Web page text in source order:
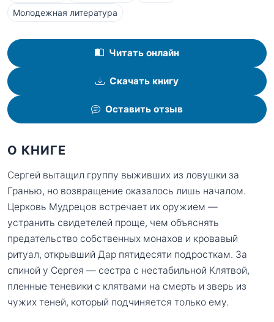
Молодежная литература
Читать онлайн
Скачать книгу
Оставить отзыв
О КНИГЕ
Сергей вытащил группу выживших из ловушки за
Гранью, но возвращение оказалось лишь началом.
Церковь Мудрецов встречает их оружием —
устранить свидетелей проще, чем объяснять
предательство собственных монахов и кровавый
ритуал, открывший Дар пятидесяти подросткам. За
спиной у Сергея — сестра с нестабильной Клятвой,
пленные теневики с клятвами на смерть и зверь из
чужих теней, который подчиняется только ему.